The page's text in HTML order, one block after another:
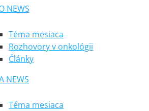
NEWS
Téma mesiaca
Rozhovory v onkológii
Články
NEWS
Téma mesiaca